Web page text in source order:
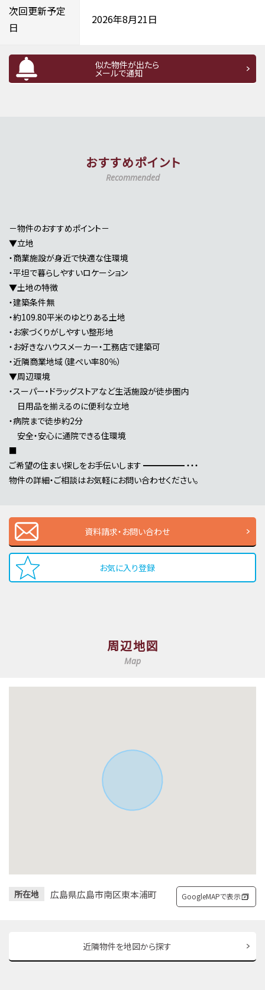
次回更新予定
日
2026年8月21日
似た物件が出たら
メールで通知
おすすめポイント
Recommended
－物件のおすすめポイント－
▼立地
・商業施設が身近で快適な住環境
・平坦で暮らしやすいロケーション
▼土地の特徴
・建築条件無
・約109.80平米のゆとりある土地
・お家づくりがしやすい整形地
・お好きなハウスメーカー・工務店で建築可
・近隣商業地域（建ぺい率80％）
▼周辺環境
・スーパー・ドラッグストアなど生活施設が徒歩圏内
日用品を揃えるのに便利な立地
・病院まで徒歩約2分
安全・安心に通院できる住環境
■
ご希望の住まい探しをお手伝いします ━━━━━ ・・・
物件の詳細・ご相談はお気軽にお問い合わせください。
資料請求・お問い合わせ
お気に入り登録
周辺地図
Map
所在地 広島県広島市南区東本浦町 GoogleMAPで表示
近隣物件を地図から探す